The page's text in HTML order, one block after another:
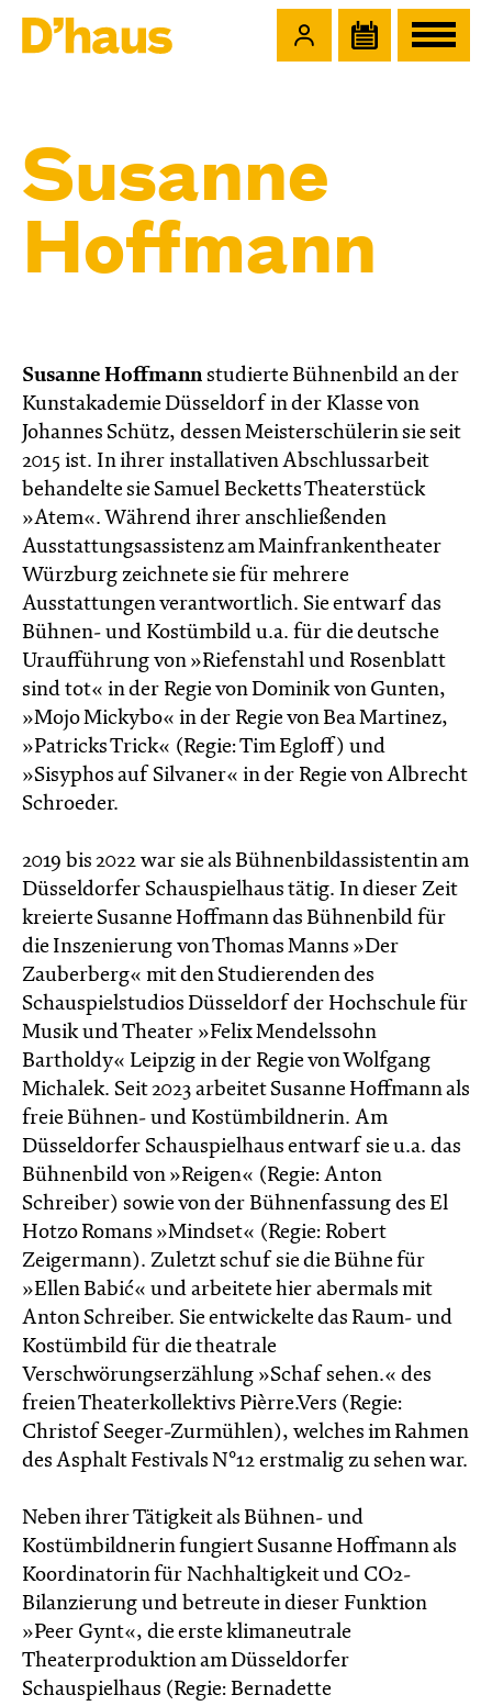
Susanne
Hoffmann
Susanne Hoffmann studierte Bühnenbild an der
Kunstakademie Düsseldorf in der Klasse von
Johannes Schütz, dessen Meisterschülerin sie seit
2015 ist. In ihrer installativen Abschlussarbeit
behandelte sie Samuel Becketts Theaterstück
»Atem«. Während ihrer anschließenden
Ausstattungsassistenz am Mainfrankentheater
Würzburg zeichnete sie für mehrere
Ausstattungen verantwortlich. Sie entwarf das
Bühnen- und Kostümbild u.a. für die deutsche
Uraufführung von »Riefenstahl und Rosenblatt
sind tot« in der Regie von Dominik von Gunten,
»Mojo Mickybo« in der Regie von Bea Martinez,
»Patricks Trick« (Regie: Tim Egloff) und
»Sisyphos auf Silvaner« in der Regie von Albrecht
Schroeder.
2019 bis 2022 war sie als Bühnenbildassistentin am
Düsseldorfer Schauspielhaus tätig. In dieser Zeit
kreierte Susanne Hoffmann das Bühnenbild für
die Inszenierung von Thomas Manns »Der
Zauberberg« mit den Studierenden des
Schauspielstudios Düsseldorf der Hochschule für
Musik und Theater »Felix Mendelssohn
Bartholdy« Leipzig in der Regie von Wolfgang
Michalek. Seit 2023 arbeitet Susanne Hoffmann als
freie Bühnen- und Kostümbildnerin. Am
Düsseldorfer Schauspielhaus entwarf sie u.a. das
Bühnenbild von »Reigen« (Regie: Anton
Schreiber) sowie von der Bühnenfassung des El
Hotzo Romans »Mindset« (Regie: Robert
Zeigermann). Zuletzt schuf sie die Bühne für
»Ellen Babić« und arbeitete hier abermals mit
Anton Schreiber. Sie entwickelte das Raum- und
Kostümbild für die theatrale
Verschwörungserzählung »Schaf sehen.« des
freien Theaterkollektivs Pièrre.Vers (Regie:
Christof Seeger-Zurmühlen), welches im Rahmen
des Asphalt Festivals N°12 erstmalig zu sehen war.
Neben ihrer Tätigkeit als Bühnen- und
Kostümbildnerin fungiert Susanne Hoffmann als
Koordinatorin für Nachhaltigkeit und CO2-
Bilanzierung und betreute in dieser Funktion
»Peer Gynt«, die erste klimaneutrale
Theaterproduktion am Düsseldorfer
Schauspielhaus (Regie: Bernadette